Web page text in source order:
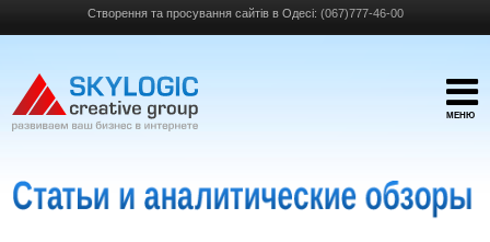
Створення та просування сайтів в Одесі: (067)777-46-00
МЕНЮ